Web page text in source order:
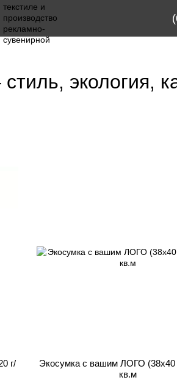
экология,
г/
Экосумка с вашим ЛОГО (38х40
кв.м